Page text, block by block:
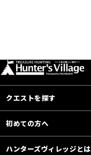
クエストを探す
初めての方へ
ハンターズヴィレッジとは